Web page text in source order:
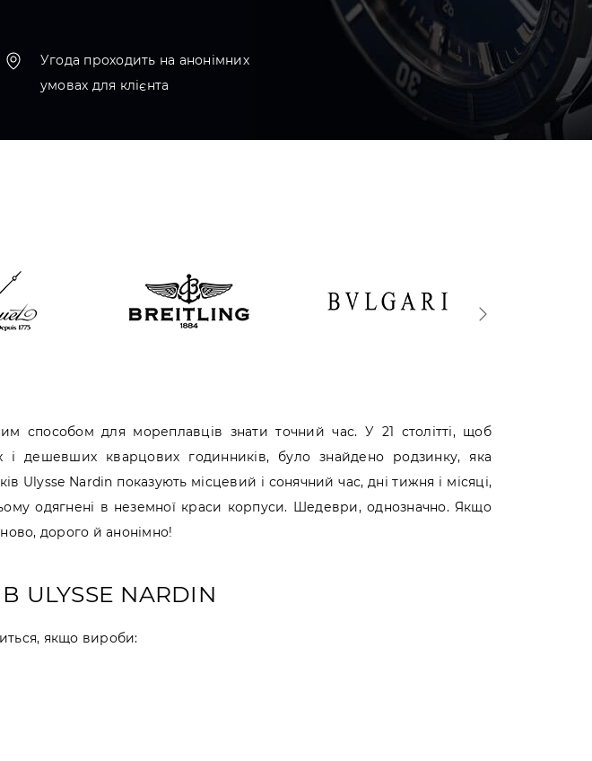
Угода проходить на анонімних
умовах для клієнта
способом для мореплавців знати точний час. У 21 столітті, щоб
і дешевших кварцових годинників, було знайдено родзинку, яка
Ulysse Nardin показують місцевий і сонячний час, дні тижня і місяці,
одягнені в неземної краси корпуси. Шедеври, однозначно. Якщо
дорого й анонімно!
NARDIN
якщо вироби: